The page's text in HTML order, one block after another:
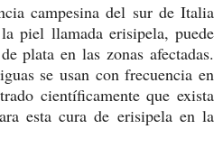
campesina del sur de Italia
piel llamada erisipela, puede
plata en las zonas afectadas.
se usan con frecuencia en
científicamente que exista
esta cura de erisipela en la